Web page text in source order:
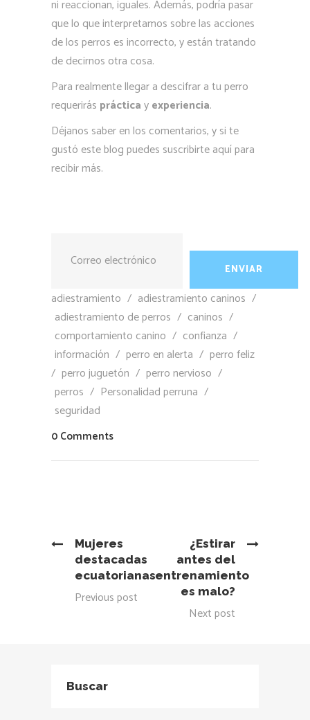
ni reaccionan, iguales. Además, podría pasar
que lo que interpretamos sobre las acciones
de los perros es incorrecto, y están tratando
de decirnos otra cosa.
Para realmente llegar a descifrar a tu perro
requerirás prácticayexperiencia.
Déjanos saber en los comentarios, y si te
gustó este blog puedes suscribirte aquí para
recibir más.
adiestramiento / adiestramiento caninos /
adiestramiento de perros / caninos /
comportamiento canino / confianza /
información / perro en alerta / perro feliz
/ perro juguetón / perro nervioso /
perros / Personalidad perruna /
seguridad
0 Comments
Mujeres
destacadas
ecuatorianas
Previous post
¿Estirar
antes del
entrenamiento
es malo?
Next post
Buscar